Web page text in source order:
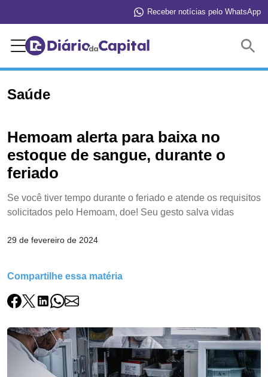
Receber notícias pelo WhatsApp
Saúde
Hemoam alerta para baixa no
estoque de sangue, durante o
feriado
Se você tiver tempo durante o feriado e atende os requisitos
solicitados pelo Hemoam, doe! Seu gesto salva vidas
29 de fevereiro de 2024
Compartilhe essa matéria